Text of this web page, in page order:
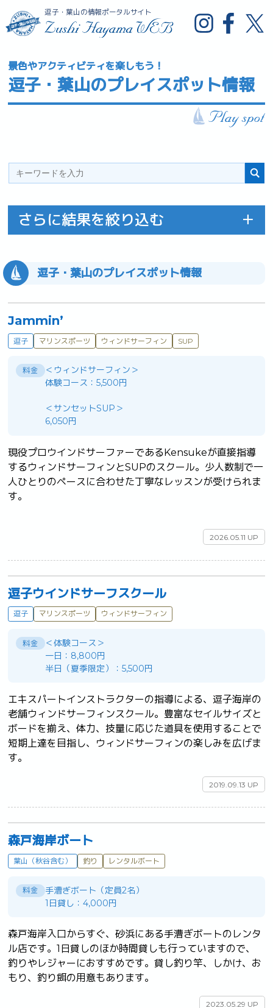
逗子・葉山の情報ポータルサイト
景色やアクティビティを楽しもう！
逗子・葉山のプレイスポット情報
さらに結果を絞り込む
逗子・葉山のプレイスポット情報
Jammin’
逗子 マリンスポーツ ウィンドサーフィン SUP
料金
＜ウィンドサーフィン＞
体験コース：5,500円
＜サンセットSUP＞
6,050円
現役プロウインドサーファーであるKensukeが直接指導
するウィンドサーフィンとSUPのスクール。少人数制で一
人ひとりのペースに合わせた丁寧なレッスンが受けられま
す。
2026.05.11 UP
逗子ウインドサーフスクール
逗子 マリンスポーツ ウィンドサーフィン
料金
＜体験コース＞
一日：8,800円
半日（夏季限定）：5,500円
エキスパートインストラクターの指導による、逗子海岸の
老舗ウィンドサーフィンスクール。豊富なセイルサイズと
ボードを揃え、体力、技量に応じた道具を使用することで
短期上達を目指し、ウィンドサーフィンの楽しみを広げま
2019.09.13 UP
森戸海岸ボート
葉山（秋谷含む） 釣り レンタルボート
料金
手漕ぎボート（定員2名）
1日貸し：4,000円
森戸海岸入口からすぐ、砂浜にある手漕ぎボートのレンタ
ル店です。1日貸しのほか時間貸しも行っていますので、
釣りやレジャーにおすすめです。貸し釣り竿、しかけ、お
2023.05.29 UP